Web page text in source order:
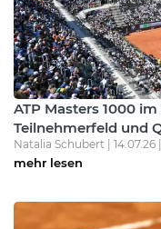
ATP Masters 1000
Teilnehmerfeld und
Natalia Schubert | 14.07.26 |
mehr lesen